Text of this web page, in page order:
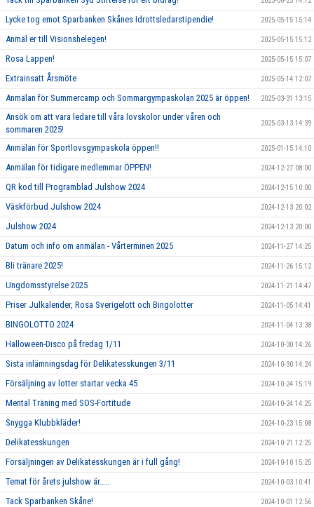
Lycke tog emot Sparbanken Skånes Idrottsledarstipendie! 2025-05-15 15:14
Anmäl er till Visionshelegen! 2025-05-15 15:12
Rosa Lappen! 2025-05-15 15:07
Extrainsatt Årsmöte 2025-05-14 12:07
Anmälan för Summercamp och Sommargympaskolan 2025 är öppen! 2025-03-31 13:15
Ansök om att vara ledare till våra lovskolor under våren och
sommaren 2025!
2025-03-13 14:39
Anmälan för Sportlovsgympaskola öppen!! 2025-01-15 14:10
Anmälan för tidigare medlemmar ÖPPEN! 2024-12-27 08:00
QR kod till Programblad Julshow 2024 2024-12-15 10:00
Väskförbud Julshow 2024 2024-12-13 20:02
Julshow 2024 2024-12-13 20:00
Datum och info om anmälan - Vårterminen 2025 2024-11-27 14:25
Bli tränare 2025! 2024-11-26 15:12
Ungdomsstyrelse 2025 2024-11-21 14:47
Priser Julkalender, Rosa Sverigelott och Bingolotter 2024-11-05 14:41
BINGOLOTTO 2024 2024-11-04 13:38
Halloween-Disco på fredag 1/11 2024-10-30 14:26
Sista inlämningsdag för Delikatesskungen 3/11 2024-10-30 14:24
Försäljning av lotter startar vecka 45 2024-10-24 15:19
Mental Träning med SOS-Fortitude 2024-10-24 14:25
Snygga Klubbkläder! 2024-10-23 15:08
Delikatesskungen 2024-10-21 12:25
Försäljningen av Delikatesskungen är i full gång! 2024-10-10 15:25
Temat för årets julshow är….. 2024-10-03 10:41
Tack Sparbanken Skåne! 2024-10-01 12:56